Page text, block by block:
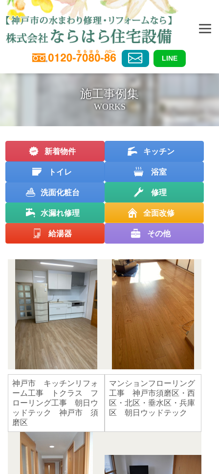
LINE
施工事例集
WORKS
新着物件
キッチン
トイレ
浴室
洗面化粧台
修理
水漏れ修理
全面改修
給湯器
その他
神戸市 キッチンリフォ
ーム工事 トクラス フ
ローリング工事 朝日ウ
ッドテック 神戸市 須
磨区
マンションフローリング
工事 神戸市須磨区・西
区・北区・垂水区・兵庫
区 朝日ウッドテック